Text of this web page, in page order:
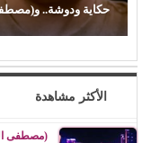
حكاية ودوشة..
الأكثر مشاهدة
(مصطفى